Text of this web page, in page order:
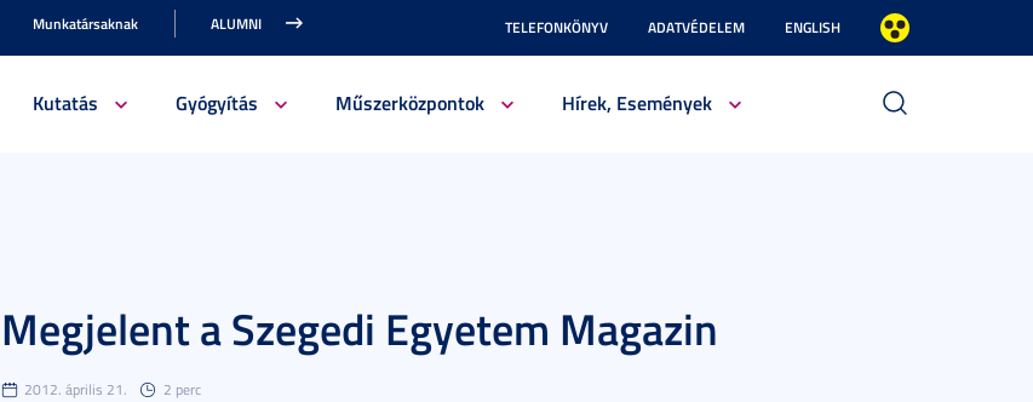
Munkatársaknak ALUMNI TELEFONKÖNYV ADATVÉDELEM ENGLISH
Kutatás Gyógyítás Műszerközpontok Hírek, Események
Megjelent a Szegedi Egyetem Magazin
2012. április 21. 2 perc